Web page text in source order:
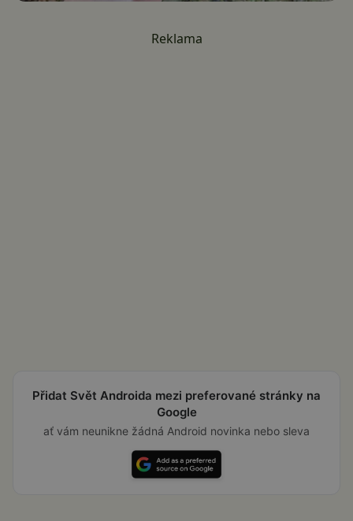
Reklama
Přidat Svět Androida mezi preferované stránky na
Google
ať vám neunikne žádná Android novinka nebo sleva